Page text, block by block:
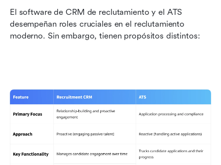
El software de CRM de reclutamiento y el ATS
desempeñan roles cruciales en el reclutamiento
moderno. Sin embargo, tienen propósitos distintos: